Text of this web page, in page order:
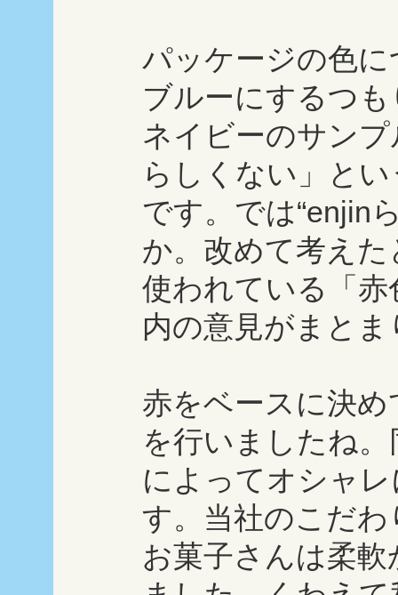
パッケージの色
ブルーにするつ
ネイビーのサン
らしくない」と
です。では“enjin
か。改めて考え
使われている「
内の意見がまと
赤をベースに決
を行いましたね
によってオシャ
す。当社のこだ
お菓子さんは柔